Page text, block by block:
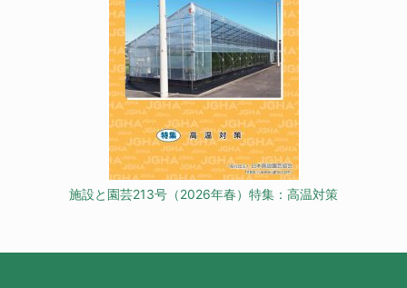
施設と園芸213号（2026年春）特集：高温対策